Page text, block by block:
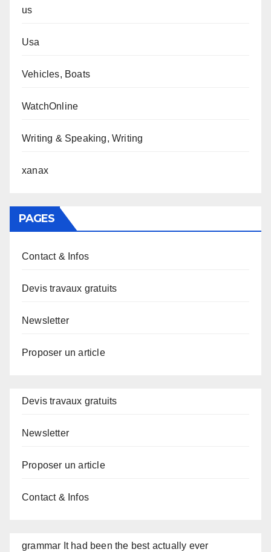
us
Usa
Vehicles, Boats
WatchOnline
Writing & Speaking, Writing
xanax
PAGES
Contact & Infos
Devis travaux gratuits
Newsletter
Proposer un article
Devis travaux gratuits
Newsletter
Proposer un article
Contact & Infos
grammar It had been the best actually ever